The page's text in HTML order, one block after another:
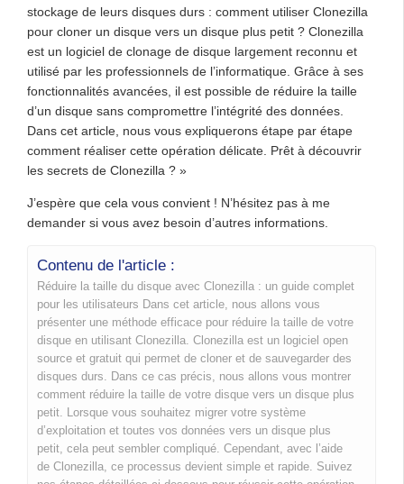
stockage de leurs disques durs : comment utiliser Clonezilla
pour cloner un disque vers un disque plus petit ? Clonezilla
est un logiciel de clonage de disque largement reconnu et
utilisé par les professionnels de l’informatique. Grâce à ses
fonctionnalités avancées, il est possible de réduire la taille
d’un disque sans compromettre l’intégrité des données.
Dans cet article, nous vous expliquerons étape par étape
comment réaliser cette opération délicate. Prêt à découvrir
les secrets de Clonezilla ? »
J’espère que cela vous convient ! N’hésitez pas à me
demander si vous avez besoin d’autres informations.
Contenu de l'article :
Réduire la taille du disque avec Clonezilla : un guide complet
pour les utilisateurs Dans cet article, nous allons vous
présenter une méthode efficace pour réduire la taille de votre
disque en utilisant Clonezilla. Clonezilla est un logiciel open
source et gratuit qui permet de cloner et de sauvegarder des
disques durs. Dans ce cas précis, nous allons vous montrer
comment réduire la taille de votre disque vers un disque plus
petit. Lorsque vous souhaitez migrer votre système
d’exploitation et toutes vos données vers un disque plus
petit, cela peut sembler compliqué. Cependant, avec l’aide
de Clonezilla, ce processus devient simple et rapide. Suivez